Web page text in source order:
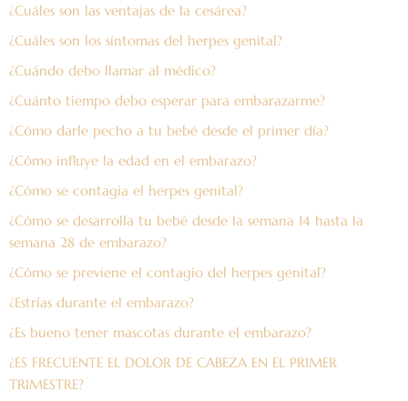
¿Cuáles son las ventajas de la cesárea?
¿Cuáles son los síntomas del herpes genital?
¿Cuándo debo llamar al médico?
¿Cuánto tiempo debo esperar para embarazarme?
¿Cómo darle pecho a tu bebé desde el primer día?
¿Cómo influye la edad en el embarazo?
¿Cómo se contagia el herpes genital?
¿Cómo se desarrolla tu bebé desde la semana 14 hasta la
semana 28 de embarazo?
¿Cómo se previene el contagio del herpes genital?
¿Estrías durante el embarazo?
¿Es bueno tener mascotas durante el embarazo?
¿ES FRECUENTE EL DOLOR DE CABEZA EN EL PRIMER
TRIMESTRE?